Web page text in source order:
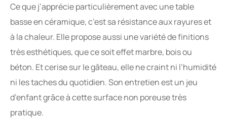
Ce que j’apprécie particulièrement avec une table
basse en céramique, c’est sa résistance aux rayures et
à la chaleur. Elle propose aussi une variété de finitions
très esthétiques, que ce soit effet marbre, bois ou
béton. Et cerise sur le gâteau, elle ne craint ni l’humidité
ni les taches du quotidien. Son entretien est un jeu
d’enfant grâce à cette surface non poreuse très
pratique.